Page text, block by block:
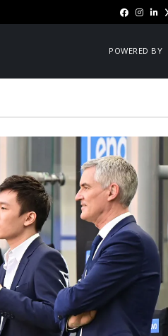
POWERED BY